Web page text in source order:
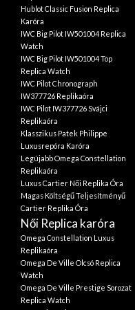
Hublot Classic Fusion Replica
Karóra
IWC Big Pilot IW501004 Replica
Watch
IWC Big Pilot IW501004 Top
Replica Watch
IWC Pilot Chronograph
IW377726 Replikaóra
IWC Pilot IW377726 Svájci
Replikaóra
Klasszikus Patek Philippe
Luxusrepóra Karóra
Legújabb Omega Constellation
Replikaóra
Luxus Cartier Női Replika Óra
Magas Költségű Teljesítményű
Cartier Replika Óra
Női Replica karóra
Omega Constellation Luxus
Replikaóra
Omega De Ville Olcsó Replica
Watch
Omega De Ville Prestige Sorozat
Replica Watch